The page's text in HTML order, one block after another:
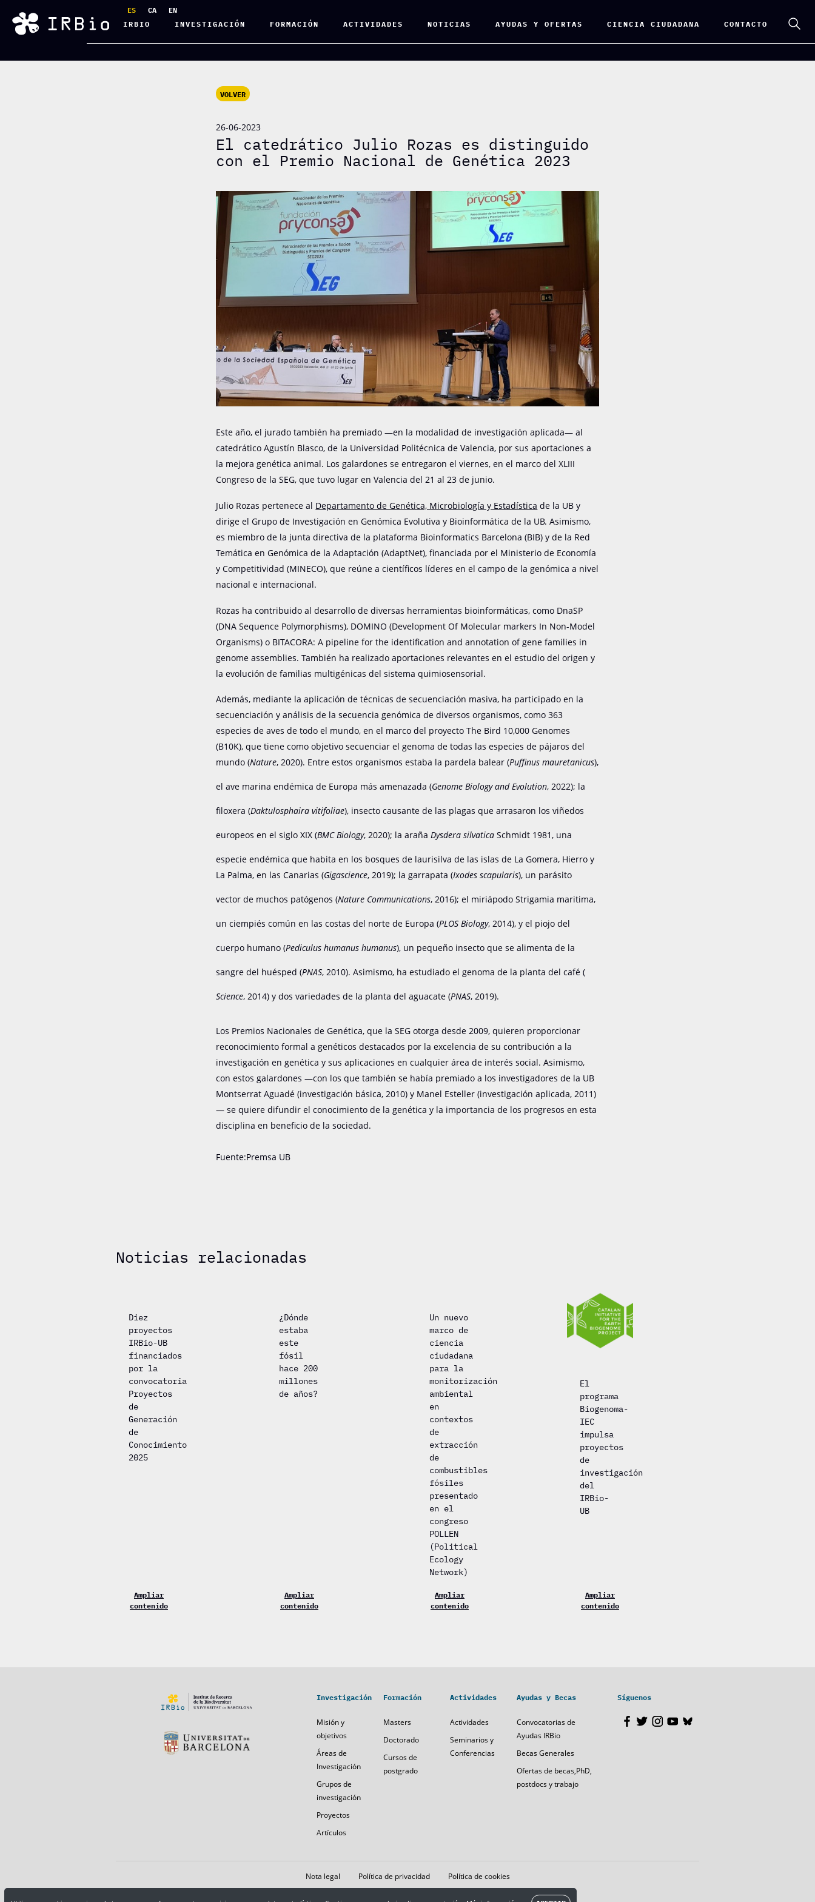
ES CA
EN
IRBIO
INVESTIGACIÓN FORMACIÓN ACTIVIDADES NOTICIAS AYUDAS Y OFERTAS CIENCIA CIUDADANA CONTACTO
VOLVER
26-06-2023
El catedrático Julio Rozas es distinguido
con el Premio Nacional de Genética 2023
Este año, el jurado también ha premiado —en la modalidad de investigación aplicada— al
catedrático Agustín Blasco, de la Universidad Politécnica de Valencia, por sus aportaciones a
la mejora genética animal. Los galardones se entregaron el viernes, en el marco del XLIII
Congreso de la SEG, que tuvo lugar en Valencia del 21 al 23 de junio.
Julio Rozas pertenece al Departamento de Genética, Microbiología y Estadística de la UB y
dirige el Grupo de Investigación en Genómica Evolutiva y Bioinformática de la UB. Asimismo,
es miembro de la junta directiva de la plataforma Bioinformatics Barcelona (BIB) y de la Red
Temática en Genómica de la Adaptación (AdaptNet), financiada por el Ministerio de Economía
y Competitividad (MINECO), que reúne a científicos líderes en el campo de la genómica a nivel
nacional e internacional.
Rozas ha contribuido al desarrollo de diversas herramientas bioinformáticas, como DnaSP
(DNA Sequence Polymorphisms), DOMINO (Development Of Molecular markers In Non-Model
Organisms) o BITACORA: A pipeline for the identification and annotation of gene families in
genome assemblies. También ha realizado aportaciones relevantes en el estudio del origen y
la evolución de familias multigénicas del sistema quimiosensorial.
Además, mediante la aplicación de técnicas de secuenciación masiva, ha participado en la
secuenciación y análisis de la secuencia genómica de diversos organismos, como 363
especies de aves de todo el mundo, en el marco del proyecto The Bird 10,000 Genomes
(B10K), que tiene como objetivo secuenciar el genoma de todas las especies de pájaros del
mundo (Nature, 2020). Entre estos organismos estaba la pardela balear (Puffinus mauretanicus),
el ave marina endémica de Europa más amenazada (Genome Biology and Evolution, 2022); la
filoxera (Daktulosphaira vitifoliae), insecto causante de las plagas que arrasaron los viñedos
europeos en el siglo XIX (BMC Biology, 2020); la araña Dysdera silvatica Schmidt 1981, una
especie endémica que habita en los bosques de laurisilva de las islas de La Gomera, Hierro y
La Palma, en las Canarias (Gigascience, 2019); la garrapata (Ixodes scapularis), un parásito
vector de muchos patógenos (Nature Communications, 2016); el miriápodo Strigamia maritima,
un ciempiés común en las costas del norte de Europa (PLOS Biology, 2014), y el piojo del
cuerpo humano (Pediculus humanus humanus), un pequeño insecto que se alimenta de la
sangre del huésped (PNAS, 2010). Asimismo, ha estudiado el genoma de la planta del café (
Science, 2014) y dos variedades de la planta del aguacate (PNAS, 2019).
Los Premios Nacionales de Genética, que la SEG otorga desde 2009, quieren proporcionar
reconocimiento formal a genéticos destacados por la excelencia de su contribución a la
investigación en genética y sus aplicaciones en cualquier área de interés social. Asimismo,
con estos galardones —con los que también se había premiado a los investigadores de la UB
Montserrat Aguadé (investigación básica, 2010) y Manel Esteller (investigación aplicada, 2011)
— se quiere difundir el conocimiento de la genética y la importancia de los progresos en esta
disciplina en beneficio de la sociedad.
Fuente:Premsa UB
Noticias relacionadas
Diez
proyectos
IRBio-UB
financiados
por la
convocatoria
Proyectos
de
Generación
de
Conocimiento
2025
Ampliar
contenido
¿Dónde
estaba
este
fósil
hace 200
millones
de años?
Ampliar
contenido
Un nuevo
marco de
ciencia
ciudadana
para la
monitorización
ambiental
en
contextos
de
extracción
de
combustibles
fósiles
presentado
en el
congreso
POLLEN
(Political
Ecology
Network)
Ampliar
contenido
El
programa
Biogenoma-
IEC
impulsa
proyectos
de
investigación
del
IRBio-
UB
Ampliar
contenido
Investigación
Misión y
objetivos
Áreas de
Investigación
Grupos de
investigación
Proyectos
Artículos
Formación
Masters
Doctorado
Cursos de
postgrado
Actividades
Actividades
Seminarios y
Conferencias
Ayudas y Becas
Convocatorias de
Ayudas IRBio
Becas Generales
Ofertas de becas,PhD,
postdocs y trabajo
Síguenos
Nota legal Política de privacidad Política de cookies